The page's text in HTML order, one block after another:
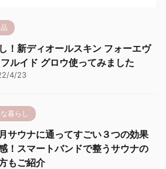
！新ディオールスキン フォーエヴ
ルイド グロウ使ってみました
4/23
暮らし
サウナに通ってすごい３つの効果
！スマートバンドで整うサウナの
もご紹介